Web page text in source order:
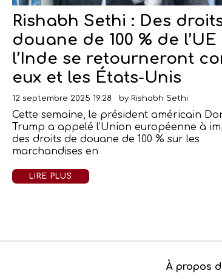
Rishabh Sethi : Des
douane de 100 % de
l’Inde se retourneront
eux et les États-Unis
12 septembre 2025 19:28 by Rishabh Sethi
Cette semaine, le président américain
Trump a appelé l’Union européenne à
des droits de douane de 100 % sur les
marchandises en
LIRE PLUS
À propos